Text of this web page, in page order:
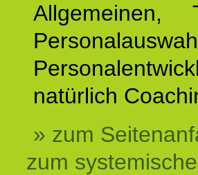
Allgemeinen,
natürlich
» zum
zum